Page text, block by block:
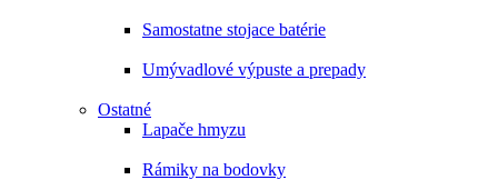
Samostatne stojace batérie
Umývadlové výpuste a prepady
Ostatné
Lapače hmyzu
Rámiky na bodovky